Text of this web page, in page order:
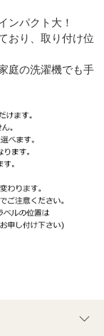
ンパクト大！
おり、取り付け位
庭の洗濯機でも手